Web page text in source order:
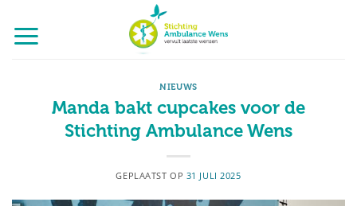
naar
inhoud
NIEUWS
Manda bakt cupcakes voor de
Stichting Ambulance Wens
GEPLAATST OP 31 JULI 2025